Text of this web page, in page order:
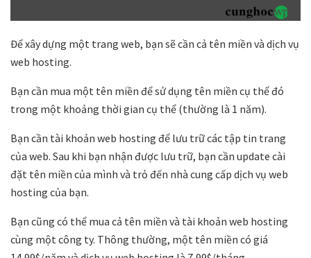
Để xây dựng một trang web, bạn sẽ cần cả tên miền và dịch vụ
web hosting.
Bạn cần mua một tên miền để sử dụng tên miền cụ thể đó
trong một khoảng thời gian cụ thể (thường là 1 năm).
Bạn cần tài khoản web hosting để lưu trữ các tập tin trang
của web. Sau khi bạn nhận được lưu trữ, bạn cần update cài
đặt tên miền của mình và trỏ đến nhà cung cấp dịch vụ web
hosting của bạn.
Bạn cũng có thể mua cả tên miền và tài khoản web hosting
cùng một công ty. Thông thường, một tên miền có giá